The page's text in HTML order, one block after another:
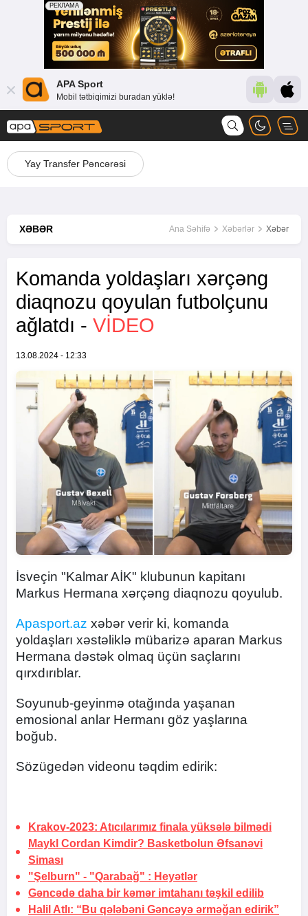
APA Sport
Mobil tətbiqimizi buradan yüklə!
Yay Transfer Pəncərəsi
XƏBƏR Ana Səhifə Xəbərlər Xəbər
Komanda yoldaşları xərçəng
diaqnozu qoyulan futbolçunu
ağlatdı - VİDEO
13.08.2024 - 12:33
İsveçin "Kalmar AİK" klubunun kapitanı
Markus Hermana xərçəng diaqnozu qoyulub.
Apasport.az xəbər verir ki, komanda
yoldaşları xəstəliklə mübarizə aparan Markus
Hermana dəstək olmaq üçün saçlarını
qırxdırıblar.
Soyunub-geyinmə otağında yaşanan
emosional anlar Hermanı göz yaşlarına
boğub.
Sözügedən videonu təqdim edirik:
Krakov-2023: Atıcılarımız finala yüksələ bilmədi
Maykl Cordan Kimdir? Basketbolun Əfsanəvi
Siması
"Şelburn" - "Qarabağ" : Heyətlər
Gəncədə daha bir kəmər imtahanı təşkil edilib
Halil Atlı: “Bu qələbəni Gəncəyə ərməğan edirik”